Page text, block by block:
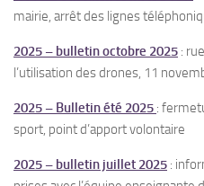
mairie, arrêt des lignes
2025 – bulletin octobre 2025 :
l’utilisation des drones, 11
2025 – Bulletin été 2025 :
sport, point d’apport volontaire
2025 – bulletin juillet 2025 :